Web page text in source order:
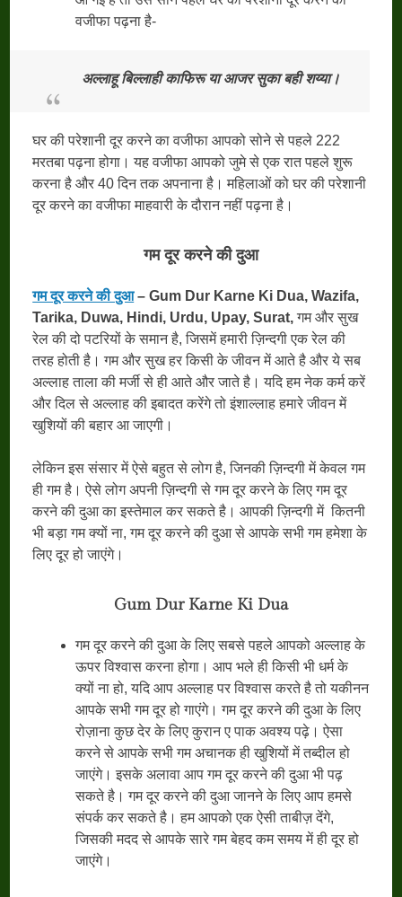
वजीफा पढ़ना है-
अल्लाहू बिल्लाही काफिरू या आजर सुका बही शय्या।
घर की परेशानी दूर करने का वजीफा आपको सोने से पहले 222
मरतबा पढ़ना होगा। यह वजीफा आपको जुमे से एक रात पहले शुरू
करना है और 40 दिन तक अपनाना है। महिलाओं को घर की परेशानी
दूर करने का वजीफा माहवारी के दौरान नहीं पढ़ना है।
गम दूर करने की दुआ
गम दूर करने की दुआ– Gum Dur Karne Ki Dua, Wazifa,
Tarika, Duwa, Hindi, Urdu, Upay, Surat,गम और सुख
रेल की दो पटरियों के समान है, जिसमें हमारी ज़िन्दगी एक रेल की
तरह होती है। गम और सुख हर किसी के जीवन में आते है और ये सब
अल्लाह ताला की मर्जी से ही आते और जाते है। यदि हम नेक कर्म करें
और दिल से अल्लाह की इबादत करेंगे तो इंशाल्लाह हमारे जीवन में
खुशियों की बहार आ जाएगी।
लेकिन इस संसार में ऐसे बहुत से लोग है, जिनकी ज़िन्दगी में केवल गम
ही गम है। ऐसे लोग अपनी ज़िन्दगी से गम दूर करने के लिए गम दूर
करने की दुआ का इस्तेमाल कर सकते है। आपकी ज़िन्दगी में कितनी
भी बड़ा गम क्यों ना, गम दूर करने की दुआ से आपके सभी गम हमेशा के
लिए दूर हो जाएंगे।
Gum Dur Karne Ki Dua
गम दूर करने की दुआ के लिए सबसे पहले आपको अल्लाह के
ऊपर विश्वास करना होगा। आप भले ही किसी भी धर्म के
क्यों ना हो, यदि आप अल्लाह पर विश्वास करते है तो यकीनन
आपके सभी गम दूर हो गाएंगे। गम दूर करने की दुआ के लिए
रोज़ाना कुछ देर के लिए कुरान ए पाक अवश्य पढ़े। ऐसा
करने से आपके सभी गम अचानक ही खुशियों में तब्दील हो
जाएंगे। इसके अलावा आप गम दूर करने की दुआ भी पढ़
सकते है। गम दूर करने की दुआ जानने के लिए आप हमसे
संपर्क कर सकते है। हम आपको एक ऐसी ताबीज़ देंगे,
जिसकी मदद से आपके सारे गम बेहद कम समय में ही दूर हो
जाएंगे।